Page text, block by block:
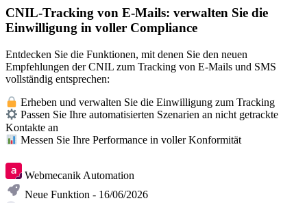
CNIL-Tracking von E-Mails: verwalten Sie die
Einwilligung in voller Compliance
Entdecken Sie die Funktionen, mit denen Sie den neuen
Empfehlungen der CNIL zum Tracking von E-Mails und SMS
vollständig entsprechen:
Erheben und verwalten Sie die Einwilligung zum Tracking
Passen Sie Ihre automatisierten Szenarien an nicht getrackte
Kontakte an
Messen Sie Ihre Performance in voller Konformität
Webmecanik Automation
Neue Funktion - 16/06/2026